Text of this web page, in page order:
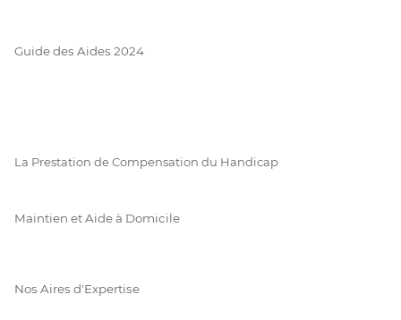
Guide des Aides 2024
La Prestation de Compensation du Handicap
Maintien et Aide à Domicile
Nos Aires d'Expertise